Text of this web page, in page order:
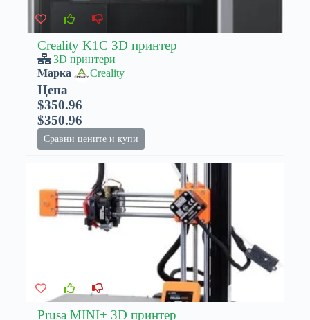
Creality K1C 3D принтер
3D принтери
Марка
Creality
Цена
$350.96
$350.96
Сравни цените и купи
Prusa MINI+ 3D принтер